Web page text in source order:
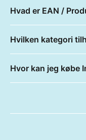
Hvad er EAN /
Hvilken kategori
Hvor kan jeg købe